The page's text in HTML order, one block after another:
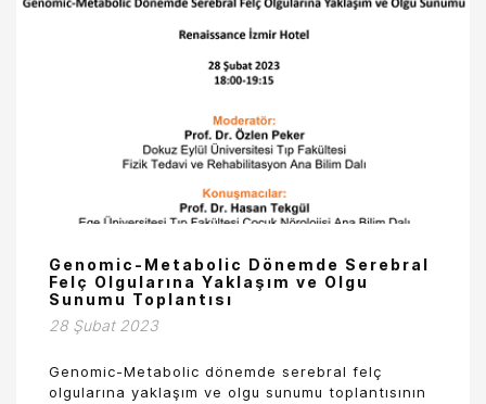
Genomic-Metabolic Dönemde Serebral
Felç Olgularına Yaklaşım ve Olgu
Sunumu Toplantısı
28 Şubat 2023
Genomic-Metabolic dönemde serebral felç
olgularına yaklaşım ve olgu sunumu toplantısının